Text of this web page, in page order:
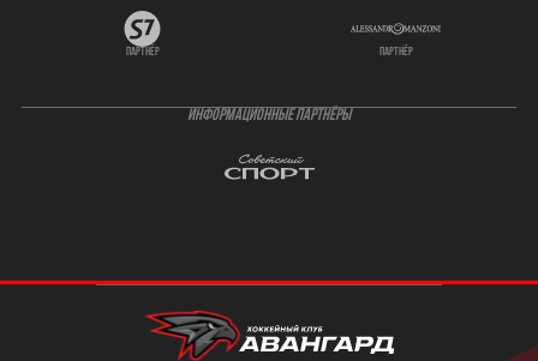
партнёр партнёр
ИНФОРМАЦИОННЫЕ ПАРТНЁРЫ